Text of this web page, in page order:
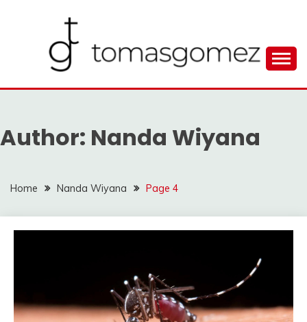
TOMAGOMEZ
Author: Nanda Wiyana
Home Nanda Wiyana Page 4